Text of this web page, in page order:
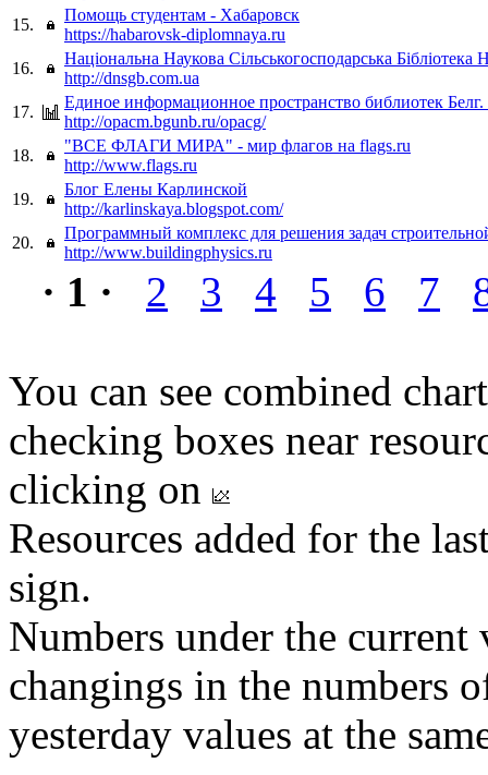
15.
Помощь студентам - Хабаровск
https://habarovsk-diplomnaya.ru
16.
Нацiональна Наукова Сiльськогосподарська
http://dnsgb.com.ua
17.
Единое информационное пространство библиотек Белг.
http://opacm.bgunb.ru/opacg/
18.
"ВСЕ ФЛАГИ МИРА" - мир флагов на flags.ru
http://www.flags.ru
19.
Блог Елены Карлинской
http://karlinskaya.blogspot.com/
20.
Программный комплекс для решения задач
http://www.buildingphysics.ru
· 1 · 2 3 4 5 6 7
You can see combined
checking boxes near
clicking on
Resources added for the
sign.
Numbers under the
changings in the numbers
yesterday values at the